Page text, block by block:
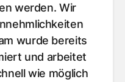
werden. Wir
wurde bereits
und arbeitet
wie möglich